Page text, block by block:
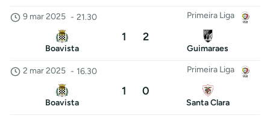
Primeira Liga
9 mar 2025 - 21.30
Boavista
1 2
Guimaraes
Primeira Liga
2 mar 2025 - 16.30
Boavista
1 0
Santa Clara